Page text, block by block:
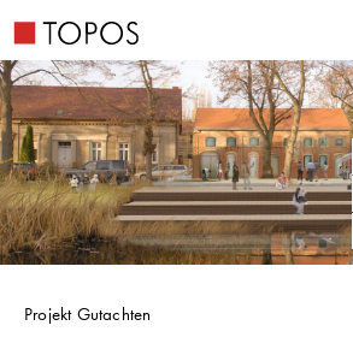
Projekt Gutachten